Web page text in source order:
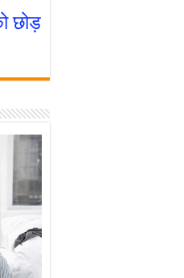
छोड़